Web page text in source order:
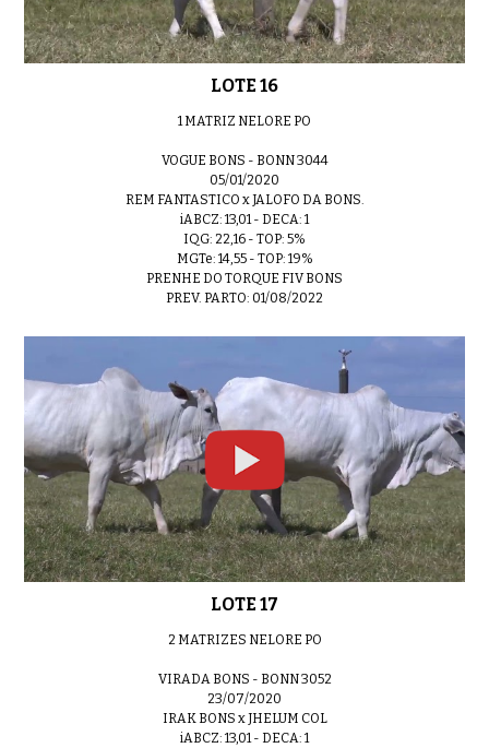
LOTE 16
1 MATRIZ NELORE PO
VOGUE BONS - BONN 3044
05/01/2020
REM FANTASTICO x JALOFO DA BONS.
iABCZ: 13,01 - DECA: 1
IQG: 22,16 - TOP: 5%
MGTe: 14,55 - TOP: 19%
PRENHE DO TORQUE FIV BONS
PREV. PARTO: 01/08/2022
LOTE 17
2 MATRIZES NELORE PO
VIRADA BONS - BONN 3052
23/07/2020
IRAK BONS x JHELUM COL
iABCZ: 13,01 - DECA: 1